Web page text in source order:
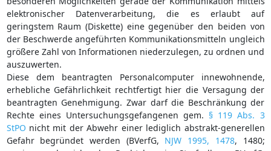
elektronischer Datenverarbeitung, die es erlaubt auf
geringstem Raum (Diskette) eine gegenüber den beiden von
der Beschwerde angeführten Kommunikationsmitteln ungleich
größere Zahl von Informationen niederzulegen, zu ordnen und
auszuwerten.
Diese dem beantragten Personalcomputer innewohnende,
erhebliche Gefährlichkeit rechtfertigt hier die Versagung der
beantragten Genehmigung. Zwar darf die Beschränkung der
Rechte eines Untersuchungsgefangenen gem. § 119 Abs. 3
StPO nicht mit der Abwehr einer lediglich abstrakt-generellen
Gefahr begründet werden (BVerfG, NJW 1995, 1478, 1480;